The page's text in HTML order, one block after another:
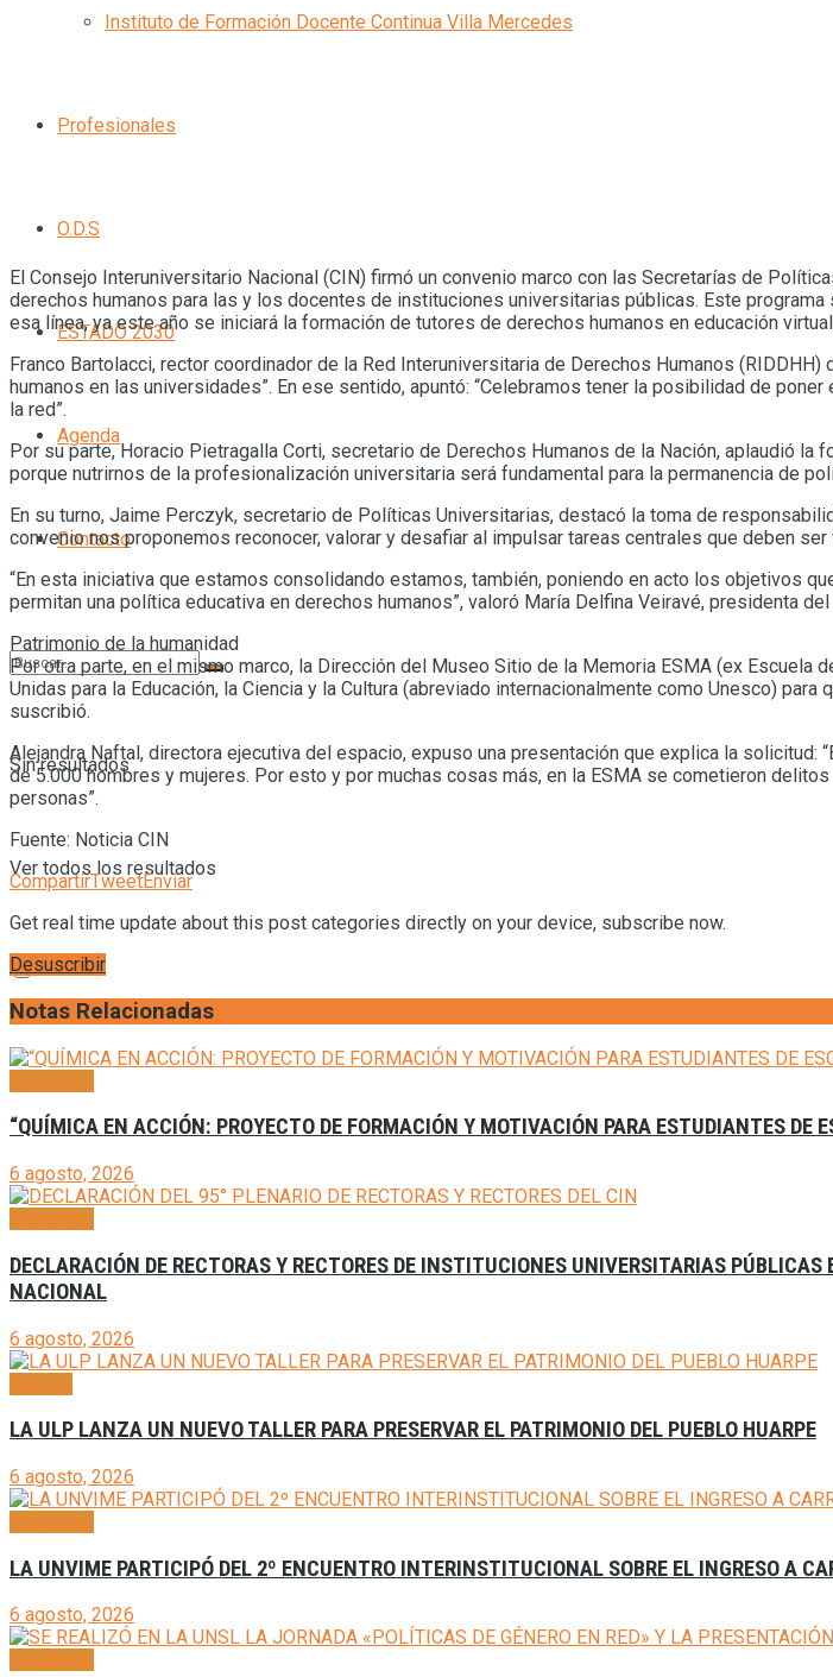
Instituto de Formación Docente Continua Villa Mercedes
Profesionales
O.D.S
ESTADO 2030
Agenda
Contacto
Sin resultados
Ver todos los resultados
El Consejo Interuniversitario Nacional (CIN) firmó un convenio marco con las Secretarías de
derechos humanos para las y los docentes de instituciones universitarias públicas. Este
esa línea, ya este año se iniciará la formación de tutores de derechos humanos en educación
Franco Bartolacci, rector coordinador de la Red Interuniversitaria de Derechos Humanos
humanos en las universidades”. En ese sentido, apuntó: “Celebramos tener la posibilidad de
la red”.
Por su parte, Horacio Pietragalla Corti, secretario de Derechos Humanos de la Nación, aplaudió
porque nutrirnos de la profesionalización universitaria será fundamental para la permanencia de
En su turno, Jaime Perczyk, secretario de Políticas Universitarias, destacó la toma de
convenio nos proponemos reconocer, valorar y desafiar al impulsar tareas centrales que deben
“En esta iniciativa que estamos consolidando estamos, también, poniendo en acto los objetivos
permitan una política educativa en derechos humanos”, valoró María Delfina Veiravé, presidenta del
Patrimonio de la humanidad
Por otra parte, en el mismo marco, la Dirección del Museo Sitio de la Memoria ESMA (ex Escuela
Unidas para la Educación, la Ciencia y la Cultura (abreviado internacionalmente como Unesco)
suscribió.
Alejandra Naftal, directora ejecutiva del espacio, expuso una presentación que explica la
de 5.000 hombres y mujeres. Por esto y por muchas cosas más, en la ESMA se cometieron
personas”.
Fuente: Noticia CIN
CompartirTweetEnviar
Get real time update about this post categories directly on your device, subscribe now.
Desuscribir
Notas Relacionadas
“QUÍMICA EN ACCIÓN: PROYECTO DE FORMACIÓN Y MOTIVACIÓN PARA ESTUDIANTES DE
6 agosto, 2026
DECLARACIÓN DE RECTORAS Y RECTORES DE INSTITUCIONES UNIVERSITARIAS
NACIONAL
6 agosto, 2026
LA ULP LANZA UN NUEVO TALLER PARA PRESERVAR EL PATRIMONIO DEL PUEBLO HUARPE
6 agosto, 2026
LA UNVIME PARTICIPÓ DEL 2º ENCUENTRO INTERINSTITUCIONAL SOBRE EL INGRESO A
6 agosto, 2026